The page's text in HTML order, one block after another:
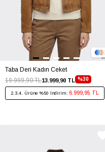
Taba Deri Kadın Ceket
%30
13.999,90 TL
19.999,90 TL
2.3.4. Ürüne %50 İndirim: 6.999,95 TL